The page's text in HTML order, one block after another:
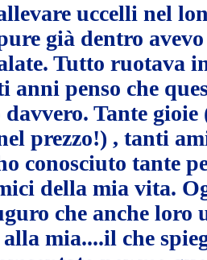
uccelli nel
già dentro
Tutto ruotava
anni penso che
Tante
prezzo!) , tanti
conosciuto tante
della mia vita.
che anche loro
alla mia....il che